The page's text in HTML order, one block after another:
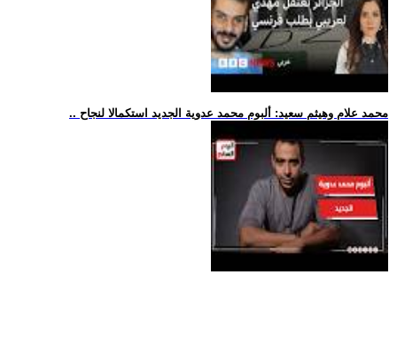
.. محمد علام وهيثم سعيد: ألبوم محمد عدوية الجديد استكمالا لنجاح